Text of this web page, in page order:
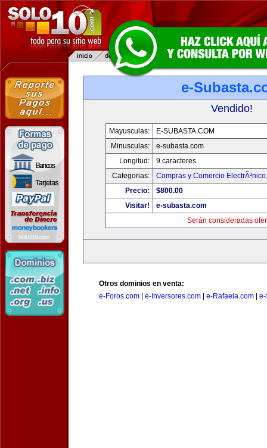
e-
Vendido!
Mayusculas:
E-SUBASTA.COM
Minusculas:
e-subasta.com
Longitud:
9 caracteres
Categorias:
Compras y Comercio ElectrÃ³nico
Precio:
$800.00
Visitar!
e-subasta.com
Serán consideradas
Otros dominios en venta:
e-Foros.com
e-Inversores.com e-Rafaela.com e-